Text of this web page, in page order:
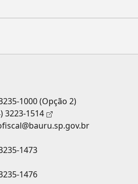
1000 (Opção 2)
3223-1514
1473
1476